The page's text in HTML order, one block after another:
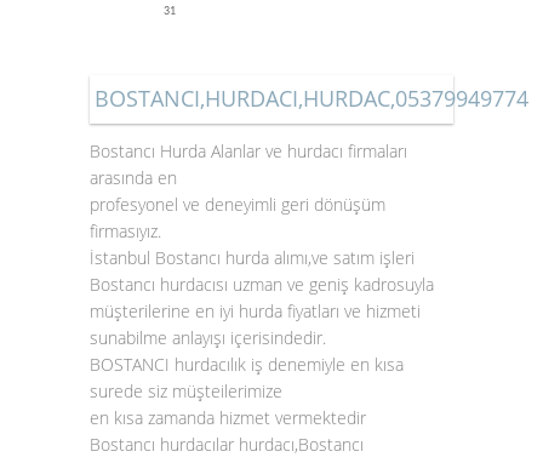
31
BOSTANCI,HURDACI,HURDAC,05379949774
Bostancı Hurda Alanlar ve hurdacı firmaları
arasında en
profesyonel ve deneyimli geri dönüşüm
firmasıyız.
İstanbul Bostancı hurda alımı,ve satım işleri
Bostancı hurdacısı uzman ve geniş kadrosuyla
müşterilerine en iyi hurda fiyatları ve hizmeti
sunabilme anlayışı içerisindedir.
BOSTANCI hurdacılık iş denemiyle en kısa
surede siz müşteilerimize
en kısa zamanda hizmet vermektedir
Bostancı hurdacılar hurdacı,Bostancı